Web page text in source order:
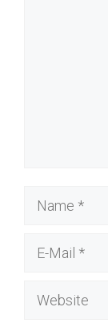
Name
Website